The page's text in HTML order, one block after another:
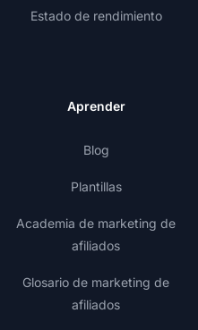
Estado de rendimiento
Aprender
Blog
Plantillas
Academia de marketing de
afiliados
Glosario de marketing de
afiliados